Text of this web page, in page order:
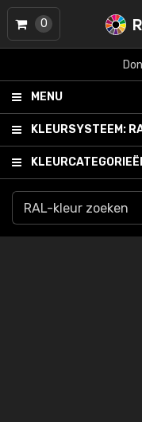
MENU
KLEURSYSTEEM:
0